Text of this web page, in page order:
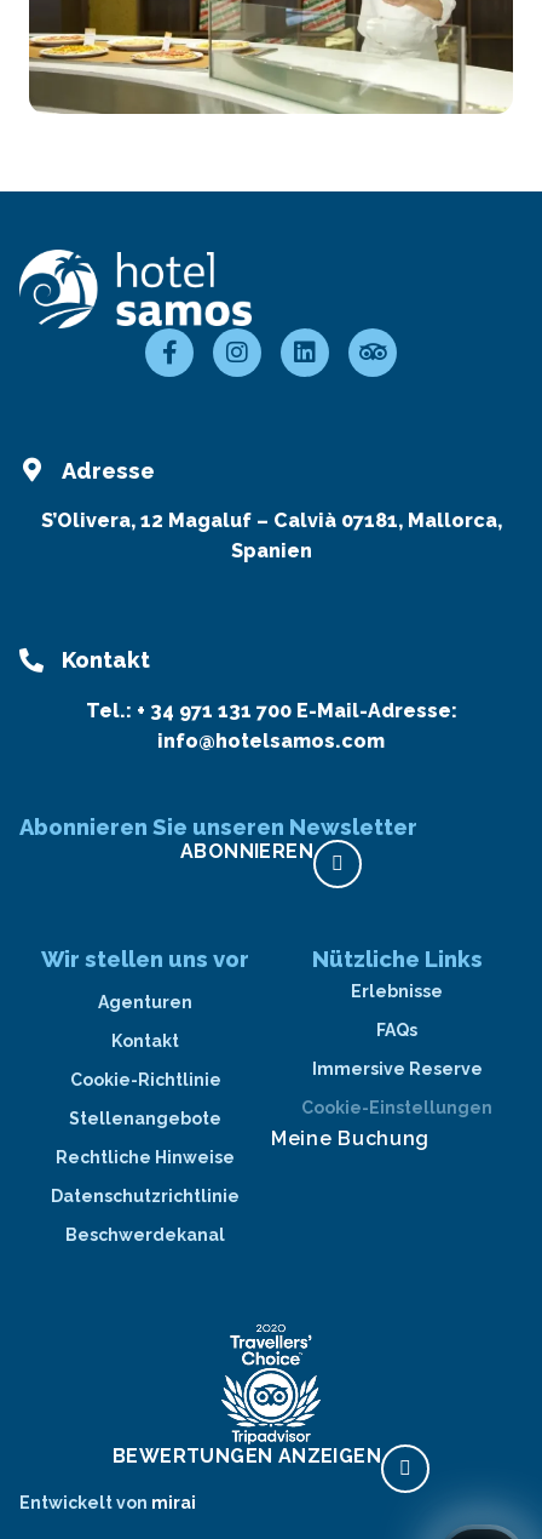
Adresse
S’Olivera, 12 Magaluf – Calvià 07181, Mallorca,
Spanien
Kontakt
Tel.: + 34 971 131 700E-Mail-Adresse:
info@hotelsamos.com
Abonnieren Sie unseren Newsletter
ABONNIEREN
Wir stellen uns vor
Agenturen
Kontakt
Cookie-Richtlinie
Stellenangebote
Rechtliche Hinweise
Datenschutzrichtlinie
Beschwerdekanal
Nützliche Links
Erlebnisse
FAQs
Immersive Reserve
Cookie-Einstellungen
Meine Buchung
BEWERTUNGEN ANZEIGEN
Entwickelt von mirai